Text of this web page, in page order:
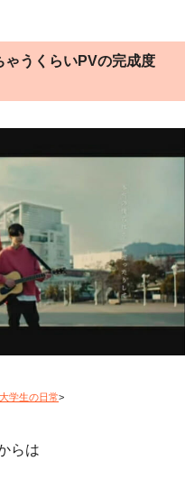
うくらいPVの完成度
学生の日常>
らは